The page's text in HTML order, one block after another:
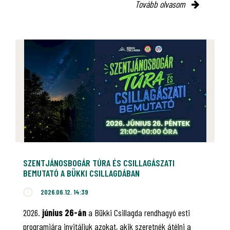
Tovább olvasom
SZENTJÁNOSBOGÁR TÚRA ÉS CSILLAGÁSZATI
BEMUTATÓ A BÜKKI CSILLAGDÁBAN
2026.06.12. 14:39
2026. június 26-ána Bükki Csillagda rendhagyó esti
programjára invitáljuk azokat, akik szeretnék átélni a